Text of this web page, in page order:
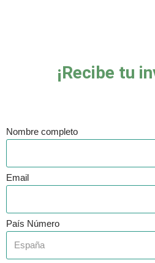
¡Recibe tu
Nombre completo
Email
País Número